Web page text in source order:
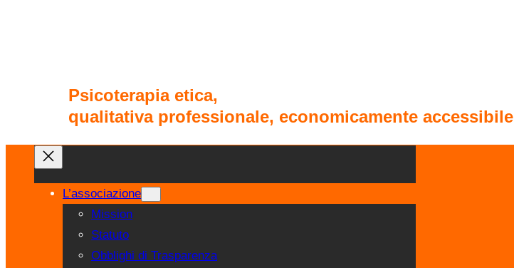
Psicoterapia etica,
qualitativa professionale, economicamente accessibile
L’associazione
Mission
Statuto
Obblighi di Trasparenza